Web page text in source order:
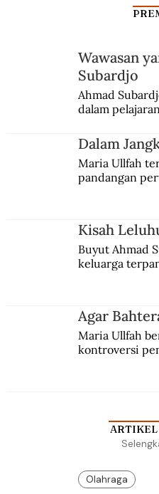
Saat Proklamasi
Serambi Mekah
Wawasan
Subardjo
Ahmad
dalam
Jules Verne,
Dalam
Maria Ullfah
pandangan
Kisah
Buyut Ahmad
keluarga
Agar
Maria Ullfah
kontroversi
Olahraga